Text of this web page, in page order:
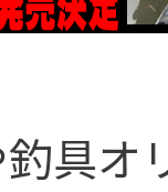
具オ